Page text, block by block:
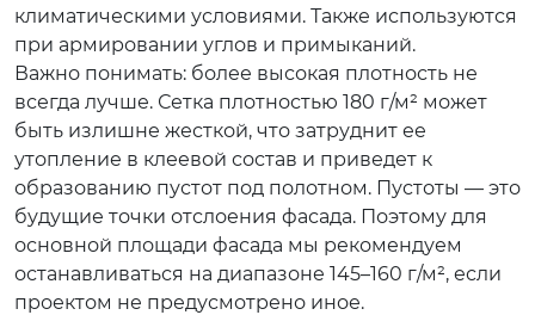
климатическими условиями. Также используются
при армировании углов и примыканий.
Важно понимать: более высокая плотность не
всегда лучше. Сетка плотностью 180 г/м² может
быть излишне жесткой, что затруднит ее
утопление в клеевой состав и приведет к
образованию пустот под полотном. Пустоты — это
будущие точки отслоения фасада. Поэтому для
основной площади фасада мы рекомендуем
останавливаться на диапазоне 145–160 г/м², если
проектом не предусмотрено иное.